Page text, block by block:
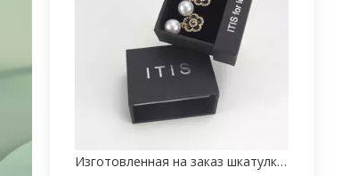
Изготовленная на заказ шкатулка для драгоценностей